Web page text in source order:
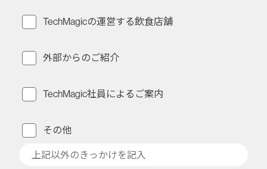
TechMagicの運営する飲食店舗
外部からのご紹介
TechMagic社員によるご案内
その他